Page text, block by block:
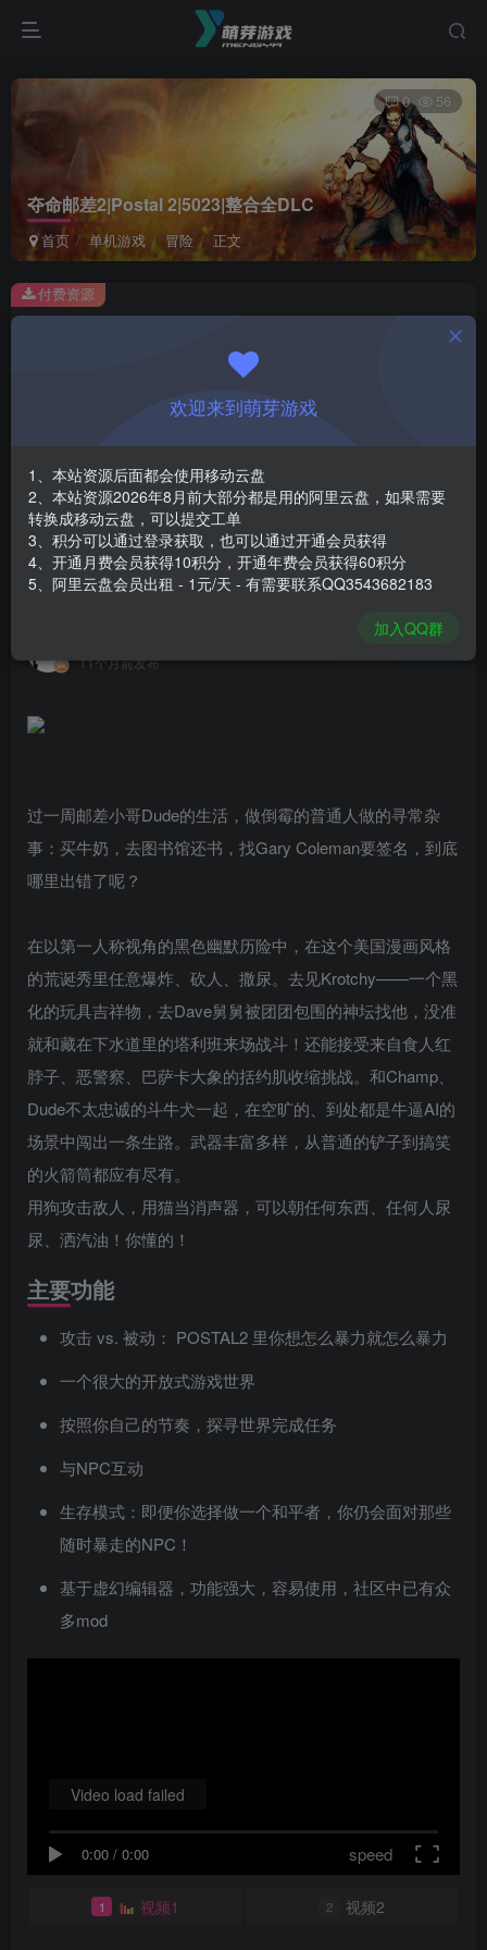
夺命邮差2|Postal 2|5023|整合全DLC
首页 单机游戏 冒险 正文
0 56
此内容为付费资源，请付费后查看
￥1
免费
登录购买
安装包大小
游戏本体大小
7.36 GB
付费资源
11个月前发布
过一周邮差小哥Dude的生活，做倒霉的普通人做的寻常杂
事：买牛奶，去图书馆还书，找Gary Coleman要签名，到底
哪里出错了呢？
在以第一人称视角的黑色幽默历险中，在这个美国漫画风格
的荒诞秀里任意爆炸、砍人、撒尿。去见Krotchy——一个黑
化的玩具吉祥物，去Dave舅舅被团团包围的神坛找他，没准
就和藏在下水道里的塔利班来场战斗！还能接受来自食人红
脖子、恶警察、巴萨卡大象的括约肌收缩挑战。和Champ、
Dude不太忠诚的斗牛犬一起，在空旷的、到处都是牛逼AI的
场景中闯出一条生路。武器丰富多样，从普通的铲子到搞笑
的火箭筒都应有尽有。
用狗攻击敌人，用猫当消声器，可以朝任何东西、任何人尿
尿、洒汽油！你懂的！
主要功能
攻击 vs. 被动： POSTAL2 里你想怎么暴力就怎么暴力
一个很大的开放式游戏世界
按照你自己的节奏，探寻世界完成任务
与NPC互动
生存模式：即便你选择做一个和平者，你仍会面对那些
随时暴走的NPC！
基于虚幻编辑器，功能强大，容易使用，社区中已有众
多mod
0:00 / 0:00 speed
Video load failed
1 视频1 2 视频2
欢迎来到萌芽游戏
1、本站资源后面都会使用移动云盘
2、本站资源2026年8月前大部分都是用的阿里云盘，如果需要
转换成移动云盘，可以提交工单
3、积分可以通过登录获取，也可以通过开通会员获得
4、开通月费会员获得10积分，开通年费会员获得60积分
5、阿里云盘会员出租 - 1元/天 - 有需要联系QQ3543682183
加入QQ群